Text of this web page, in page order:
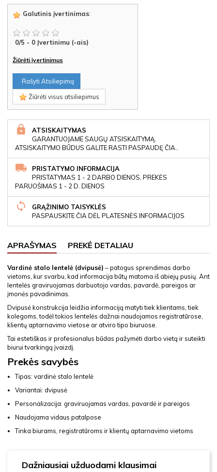
Galutinis įvertinimas:
0/5 - 0 Įvertinimu (-ais)
Žiūrėti įvertinimus
Rašyti Atsiliepimą
Žiūrėti visus atsiliepimus
ATSISKAITYMAS
GARANTUOJAME SAUGŲ ATSISKAITYMĄ.
ATSISKAITYMO BŪDUS GALITE RASTI PASPAUDĘ ČIA..
PRISTATYMO INFORMACIJA
PRISTATYMAS 1 - 2 DARBO DIENOS, PREKĖS
PARUOŠIMAS 1 - 2 D. DIENOS
GRĄŽINIMO TAISYKLĖS
PASPAUSKITE ČIA DĖL PLATESNĖS INFORMACIJOS
APRAŠYMAS PREKĖ DETALIAU
Vardinė stalo lentelė (dvipusė) – patogus sprendimas darbo
vietoms, kur svarbu, kad informacija būtų matoma iš abiejų pusių. Ant
lentelės graviruojamas darbuotojo vardas, pavardė, pareigos ar
įmonės pavadinimas.
Dvipusė konstrukcija leidžia informaciją matyti tiek klientams, tiek
kolegoms, todėl tokios lentelės dažnai naudojamos registratūrose,
klientų aptarnavimo vietose ar atviro tipo biuruose.
Tai estetiškas ir profesionalus būdas pažymėti darbo vietą ir suteikti
biurui tvarkingą įvaizdį.
Prekės savybės
Tipas: vardinė stalo lentelė
Variantai: dvipusė
Personalizacija: graviruojamas vardas, pavardė ir pareigos
Naudojama vidaus patalpose
Tinka biurams, registratūroms ir klientų aptarnavimo vietoms
Dažniausiai užduodami klausimai